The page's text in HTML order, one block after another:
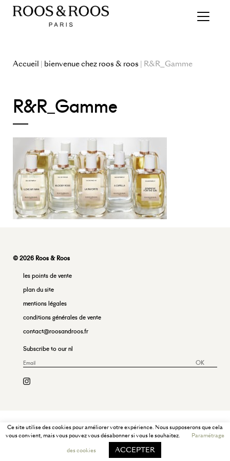
Accueil | bienvenue chez roos & roos | R&R_Gamme
R&R_Gamme
© 2026 Roos & Roos
les points de vente
plan du site
mentions légales
conditions générales de vente
contact@roosandroos.fr
Subscribe to our nl
OK
Ce site utilise des cookies pour améliorer votre expérience. Nous supposerons que cela
vous convient, mais vous pouvez vous désabonner si vous le souhaitez.
Paramétrage
des cookies
ACCEPTER